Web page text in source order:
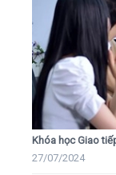
Khóa học Giao
27/07/2024